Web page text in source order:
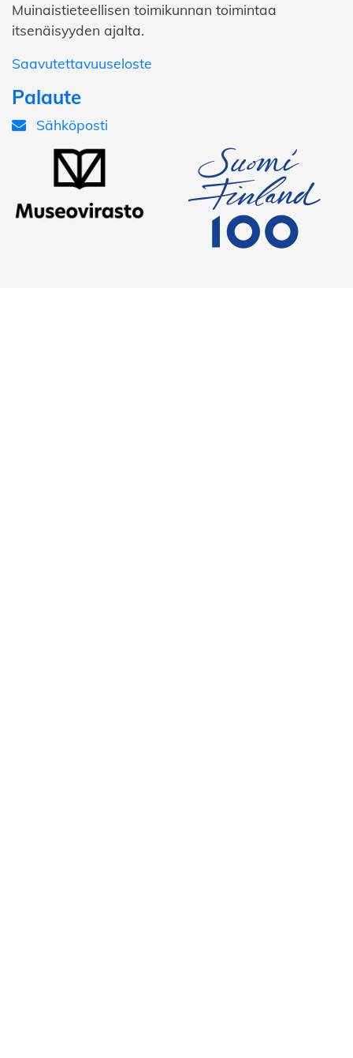
Muinaistieteellisen toimikunnan toimintaa
itsenäisyyden ajalta.
Saavutettavuuseloste
Palaute
Sähköposti